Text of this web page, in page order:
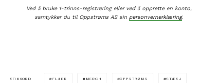
Ved å bruke 1-trinns-registrering eller ved å opprette en konto,
samtykker du til Oppstrøms AS sin personvernerklæring.
STIKKORD FLUER MERCH OPPSTRØMS STÆSJ